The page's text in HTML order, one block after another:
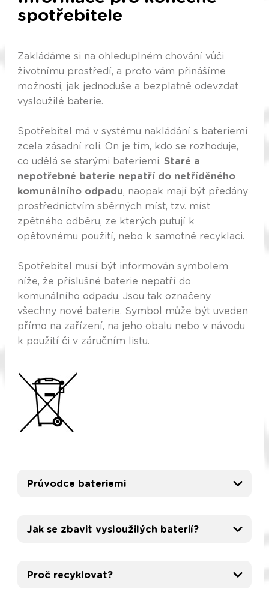
spotřebitele
Zakládáme si na ohleduplném chování vůči
životnímu prostředí, a proto vám přinášíme
možnosti, jak jednoduše a bezplatně odevzdat
vysloužilé baterie.
Spotřebitel má v systému nakládání s bateriemi
zcela zásadní roli. On je tím, kdo se rozhoduje,
co udělá se starými bateriemi. Staré a
nepotřebné baterie nepatří do netříděného
komunálního odpadu, naopak mají být předány
prostřednictvím sběrných míst, tzv. míst
zpětného odběru, ze kterých putují k
opětovnému použití, nebo k samotné recyklaci.
Spotřebitel musí být informován symbolem
níže, že příslušné baterie nepatří do
komunálního odpadu. Jsou tak označeny
všechny nové baterie. Symbol může být uveden
přímo na zařízení, na jeho obalu nebo v návodu
k použití či v záručním listu.
Průvodce bateriemi
Jak se zbavit vysloužilých baterií?
Proč recyklovat?